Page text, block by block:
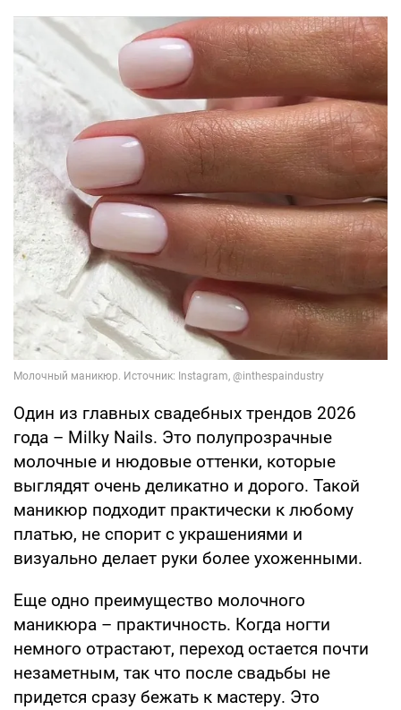
Один из главных свадебных трендов 2026
года – Milky Nails. Это полупрозрачные
молочные и нюдовые оттенки, которые
выглядят очень деликатно и дорого. Такой
маникюр подходит практически к любому
платью, не спорит с украшениями и
визуально делает руки более ухоженными.
Еще одно преимущество молочного
маникюра – практичность. Когда ногти
немного отрастают, переход остается почти
незаметным, так что после свадьбы не
придется сразу бежать к мастеру. Это